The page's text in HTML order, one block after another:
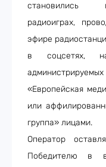
становились
радиоиграх,
эфире
в соцсетях,
«Европейская
или
группа» лицами.
Оператор
Победителю в